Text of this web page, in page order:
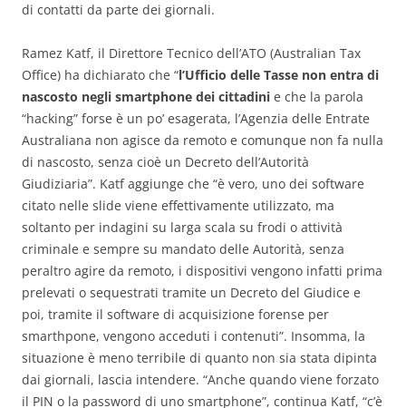
di contatti da parte dei giornali.
Ramez Katf, il Direttore Tecnico dell’ATO (Australian Tax
Office) ha dichiarato che “l’Ufficio delle Tasse non entra di
nascosto negli smartphone dei cittadini e che la parola
“hacking” forse è un po’ esagerata, l’Agenzia delle Entrate
Australiana non agisce da remoto e comunque non fa nulla
di nascosto, senza cioè un Decreto dell’Autorità
Giudiziaria”. Katf aggiunge che “è vero, uno dei software
citato nelle slide viene effettivamente utilizzato, ma
soltanto per indagini su larga scala su frodi o attività
criminale e sempre su mandato delle Autorità, senza
peraltro agire da remoto, i dispositivi vengono infatti prima
prelevati o sequestrati tramite un Decreto del Giudice e
poi, tramite il software di acquisizione forense per
smarthpone, vengono acceduti i contenuti”. Insomma, la
situazione è meno terribile di quanto non sia stata dipinta
dai giornali, lascia intendere. “Anche quando viene forzato
il PIN o la password di uno smartphone”, continua Katf, “c’è